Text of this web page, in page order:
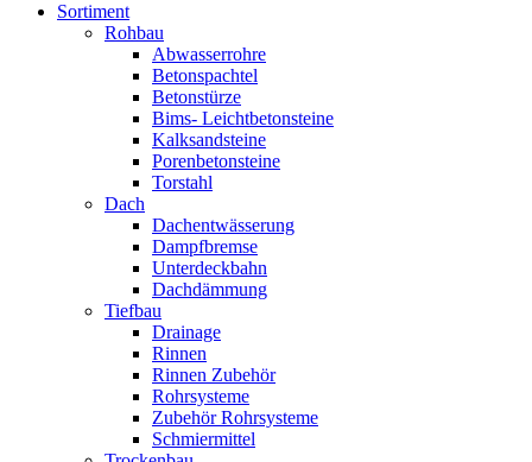
Sortiment
Rohbau
Abwasserrohre
Betonspachtel
Betonstürze
Bims- Leichtbetonsteine
Kalksandsteine
Porenbetonsteine
Torstahl
Dach
Dachentwässerung
Dampfbremse
Unterdeckbahn
Dachdämmung
Tiefbau
Drainage
Rinnen
Rinnen Zubehör
Rohrsysteme
Zubehör Rohrsysteme
Schmiermittel